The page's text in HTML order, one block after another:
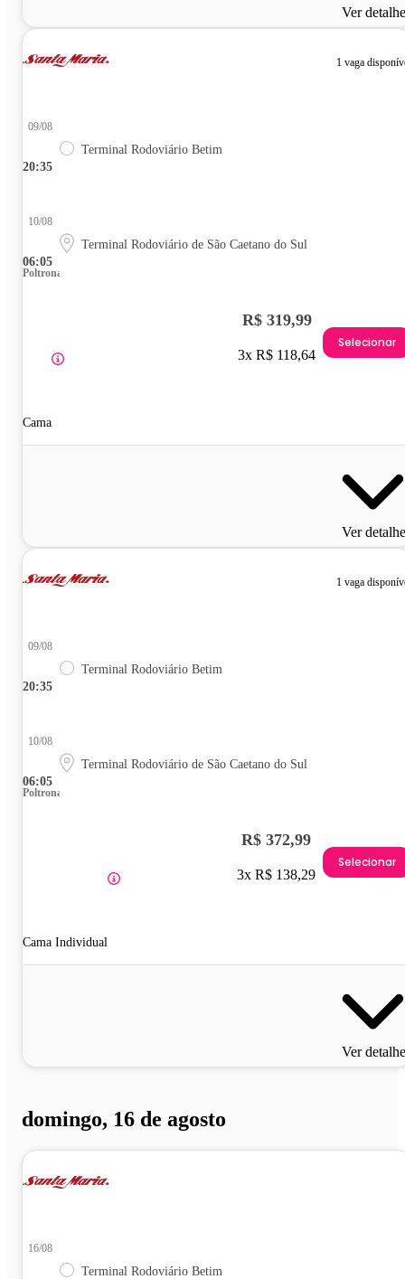
Ver
1 vaga
20:35
09/08
Terminal Rodoviário Betim
06:05
10/08
Terminal Rodoviário de São Caetano do Sul
Poltrona
Cama
R$ 319,99
3x R$ 118,64
Selecionar
Ver
1 vaga
20:35
09/08
Terminal Rodoviário Betim
06:05
10/08
Terminal Rodoviário de São Caetano do Sul
Poltrona
Cama Individual
R$ 372,99
3x R$ 138,29
Selecionar
Ver
domingo, 16 de agosto
16/08
Terminal Rodoviário Betim